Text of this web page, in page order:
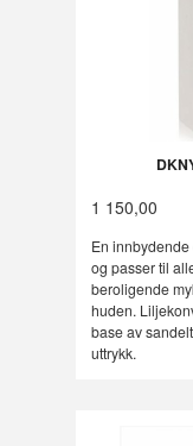
1 150,00
En
og passer til
beroligende
huden.
base av
uttrykk.